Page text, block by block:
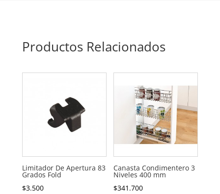
Productos Relacionados
Limitador De Apertura 83
Grados Fold
$3.500
Canasta Condimentero 3
Niveles 400 mm
$341.700